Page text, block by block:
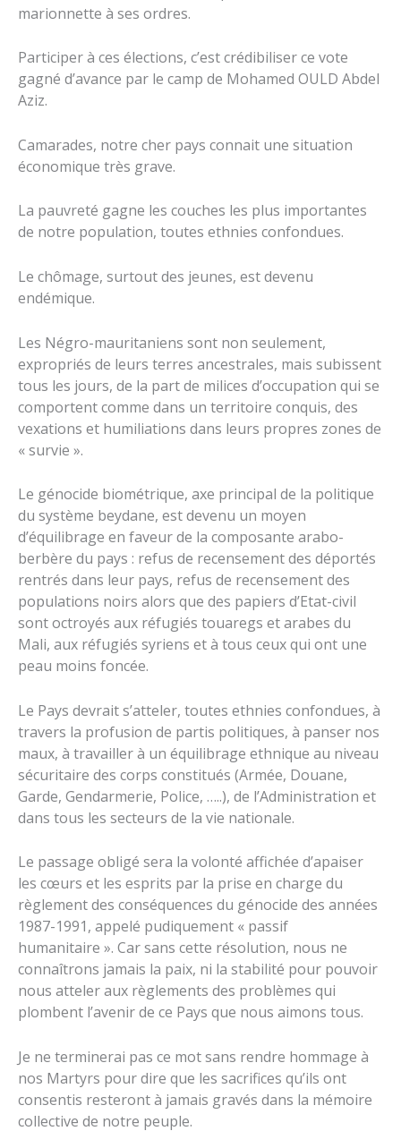
marionnette à ses ordres.
Participer à ces élections, c’est crédibiliser ce vote
gagné d’avance par le camp de Mohamed OULD Abdel
Aziz.
Camarades, notre cher pays connait une situation
économique très grave.
La pauvreté gagne les couches les plus importantes
de notre population, toutes ethnies confondues.
Le chômage, surtout des jeunes, est devenu
endémique.
Les Négro-mauritaniens sont non seulement,
expropriés de leurs terres ancestrales, mais subissent
tous les jours, de la part de milices d’occupation qui se
comportent comme dans un territoire conquis, des
vexations et humiliations dans leurs propres zones de
« survie ».
Le génocide biométrique, axe principal de la politique
du système beydane, est devenu un moyen
d’équilibrage en faveur de la composante arabo-
berbère du pays : refus de recensement des déportés
rentrés dans leur pays, refus de recensement des
populations noirs alors que des papiers d’Etat-civil
sont octroyés aux réfugiés touaregs et arabes du
Mali, aux réfugiés syriens et à tous ceux qui ont une
peau moins foncée.
Le Pays devrait s’atteler, toutes ethnies confondues, à
travers la profusion de partis politiques, à panser nos
maux, à travailler à un équilibrage ethnique au niveau
sécuritaire des corps constitués (Armée, Douane,
Garde, Gendarmerie, Police, …..), de l’Administration et
dans tous les secteurs de la vie nationale.
Le passage obligé sera la volonté affichée d’apaiser
les cœurs et les esprits par la prise en charge du
règlement des conséquences du génocide des années
1987-1991, appelé pudiquement « passif
humanitaire ». Car sans cette résolution, nous ne
connaîtrons jamais la paix, ni la stabilité pour pouvoir
nous atteler aux règlements des problèmes qui
plombent l’avenir de ce Pays que nous aimons tous.
Je ne terminerai pas ce mot sans rendre hommage à
nos Martyrs pour dire que les sacrifices qu’ils ont
consentis resteront à jamais gravés dans la mémoire
collective de notre peuple.